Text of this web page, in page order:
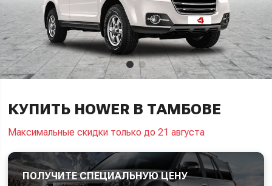
КУПИТЬ HOWER В ТАМБОВЕ
Максимальные скидки только до 21 августа
ПОЛУЧИТЕ СПЕЦИАЛЬНУЮ ЦЕНУ